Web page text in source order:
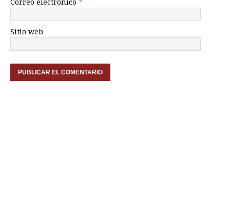
Correo electrónico *
Sitio web